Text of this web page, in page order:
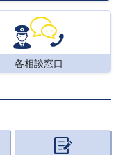
各相談窓口